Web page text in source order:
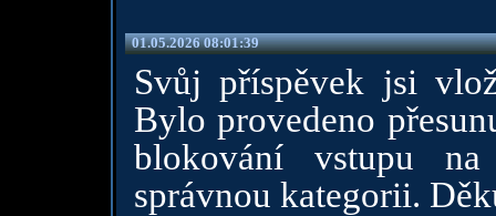
01.05.2026 08:01:39
Svůj příspěvek jsi
Bylo provedeno
blokování vstupu
správnou kategorii.